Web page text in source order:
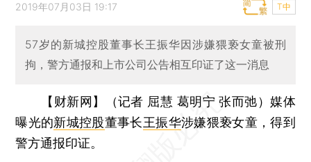
2019年07月03日 19:17 T中
57岁的新城控股董事长王振华因涉嫌猥亵女童被刑
拘，警方通报和上市公司公告相互印证了这一消息
【财新网】（记者 屈慧 葛明宁 张而弛）媒体
曝光的新城控股董事长王振华涉嫌猥亵女童，得到
警方通报印证。